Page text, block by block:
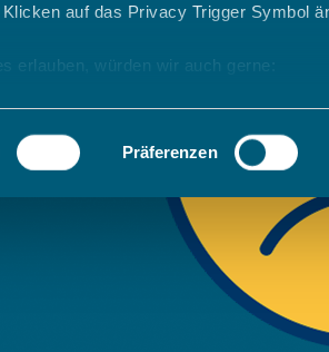
auf das Privacy Trigger Symbol
erlauben, würden wir auch gerne:
durch aktives Scannen nach
Abschnitt Einzelheiten
Cookies, um Inhalte und Anzeigen
können und die Zugriffe auf unsere
zu Ihrer Verwendung unserer
weiter. Unsere Partner führen diese
Präferenzen